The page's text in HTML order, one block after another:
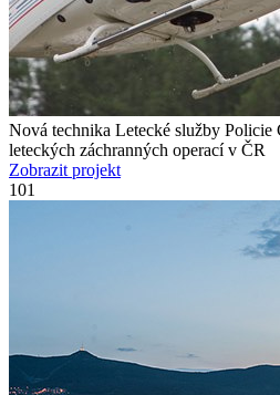
Nová technika Letecké služby Policie
leteckých záchranných operací v ČR
Zobrazit projekt
101